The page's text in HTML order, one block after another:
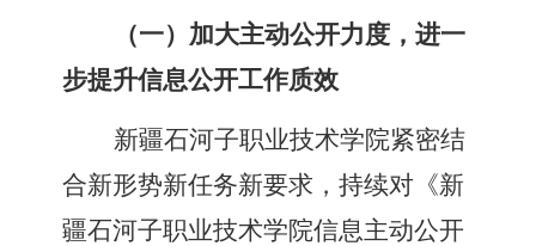
（一）加大主动公开力度，进一
步提升信息公开工作质效
新疆石河子职业技术学院紧密结
合新形势新任务新要求，持续对《新
疆石河子职业技术学院信息主动公开